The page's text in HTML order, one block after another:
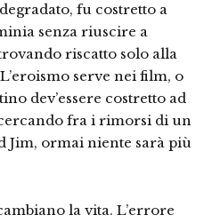
fu costretto a
senza riuscire a
riscatto solo alla
serve nei film, o
dev’essere costretto ad
fra i rimorsi di un
Jim, ormai niente sarà più
la vita. L’errore